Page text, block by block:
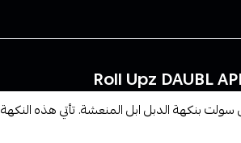
بنكهة الدبل ابل المنعشة. تأتي هذه النكهة